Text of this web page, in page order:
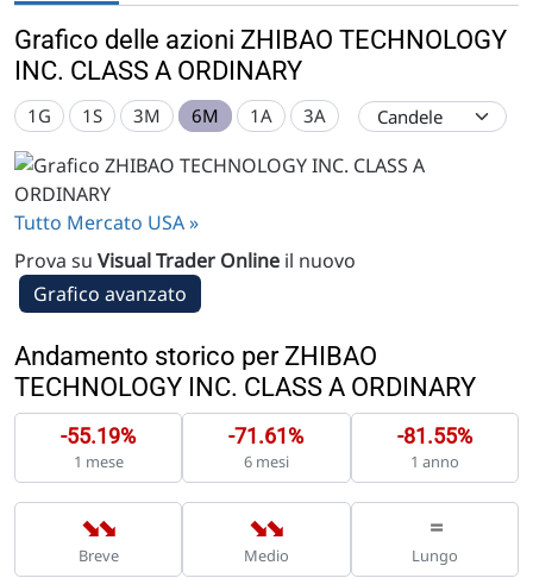
Grafico delle azioni ZHIBAO TECHNOLOGY
INC. CLASS A ORDINARY
1G 1S 3M 6M 1A 3A
Tutto Mercato USA »
Prova su Visual Trader Online il nuovo
Grafico avanzato
Andamento storico per ZHIBAO
TECHNOLOGY INC. CLASS A ORDINARY
-55.19%
1 mese
-71.61%
6 mesi
-81.55%
1 anno
➡
➡
Breve
➡
➡
Medio
=
Lungo